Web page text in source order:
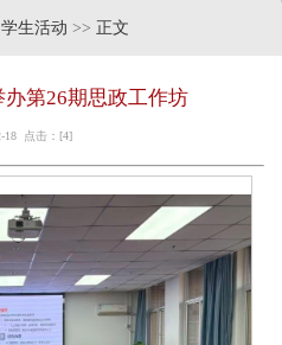
学生活动 >> 正文
第26期思政工作坊
18 点击：[4]